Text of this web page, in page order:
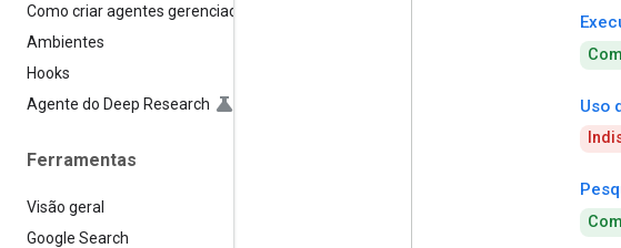
Como criar agentes gerenciados
Ambientes
Hooks
Agente do Deep Research
Ferramentas
Visão geral
Google Search
Uso